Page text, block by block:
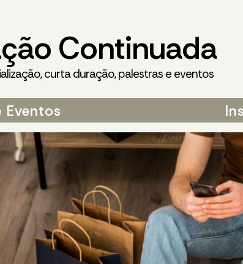
Continuada
curta duração, palestras e eventos
Eventos